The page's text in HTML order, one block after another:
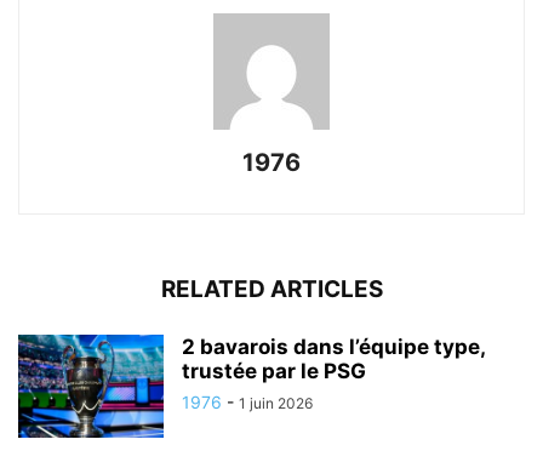
1976
RELATED ARTICLES
2 bavarois dans l’équipe type,
trustée par le PSG
1976 - 1 juin 2026